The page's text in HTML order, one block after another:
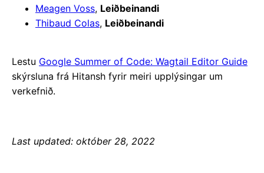
Meagen Voss, Leiðbeinandi
Thibaud Colas, Leiðbeinandi
Lestu Google Summer of Code: Wagtail Editor Guide
skýrsluna frá Hitansh fyrir meiri upplýsingar um
verkefnið.
Last updated: október 28, 2022